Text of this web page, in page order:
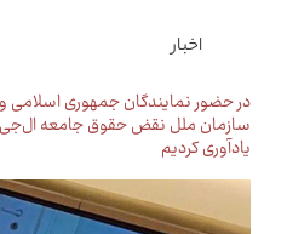
اخبار
در حضور نمایندگان جمهوری
سازمان ملل نقض حقوق جامعه
یادآوری کردیم